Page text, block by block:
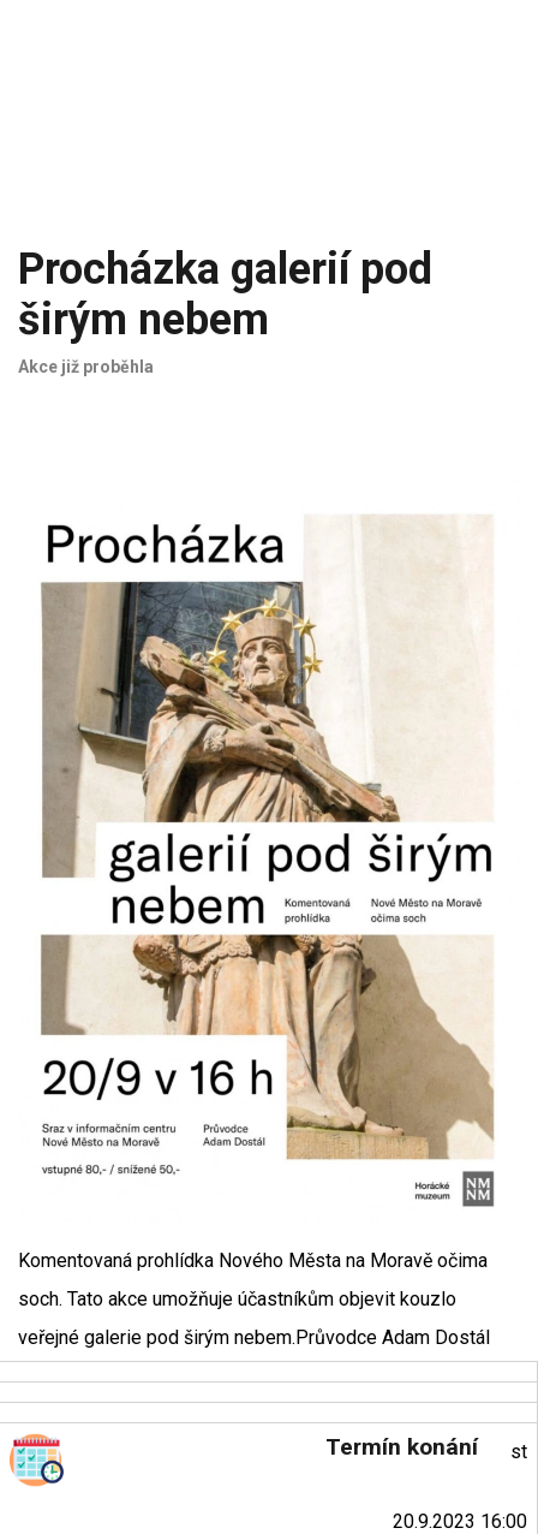
Procházka galerií pod
širým nebem
Akce již proběhla
Komentovaná prohlídka Nového Města na Moravě očima
soch. Tato akce umožňuje účastníkům objevit kouzlo
veřejné galerie pod širým nebem.Průvodce Adam Dostál
Termín konání st
20.9.2023 16:00